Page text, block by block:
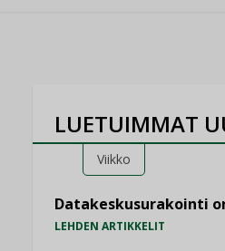
LUETUIMMAT
Viikko
Datakeskusurakointi
LEHDEN ARTIKKELIT